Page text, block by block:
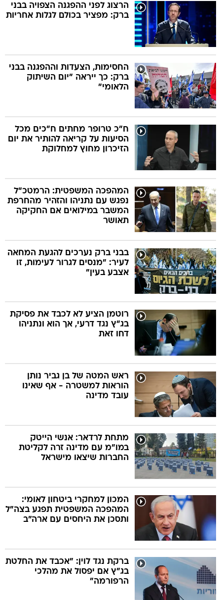
הרצוג לפני ההפגנה הצפויה בבני
ברק: מפציר בכולם לגלות אחריות
החסימות, הצעדות וההפגנה בבני
ברק: כך ייראה "יום השיתוק
הלאומי"
ח"כ טרופר מחתים ח"כים מכל
הסיעות על קריאה להותיר את יום
הזיכרון מחוץ למחלוקת
המהפכה המשפטית: הרמטכ"ל
נפגש עם נתניהו והזהיר מהחרפת
המשבר במילואים אם החקיקה
תאושר
בבני ברק נערכים להגעת המחאה
לעיר: "מנסים לגרור לעימות, זו
אצבע בעין"
רוטמן הציע לא לכבד את פסיקת
בג"ץ נגד דרעי, אך הוא ונתניהו
דחו זאת
ראש המטה של בן גביר נותן
הוראות למשטרה - אף שאינו
עובד מדינה
מתחת לרדאר: אנשי הייטק
במו"מ עם מדינה זרה לקליטת
החברות שיצאו מישראל
המכון למחקרי ביטחון לאומי:
המהפכה המשפטית תפגע בצה"ל
ותסכן את היחסים עם ארה"ב
ברקת נגד לוין: "אכבד את החלטת
בג"ץ אם יפסול את מהלכי
הרפורמה"